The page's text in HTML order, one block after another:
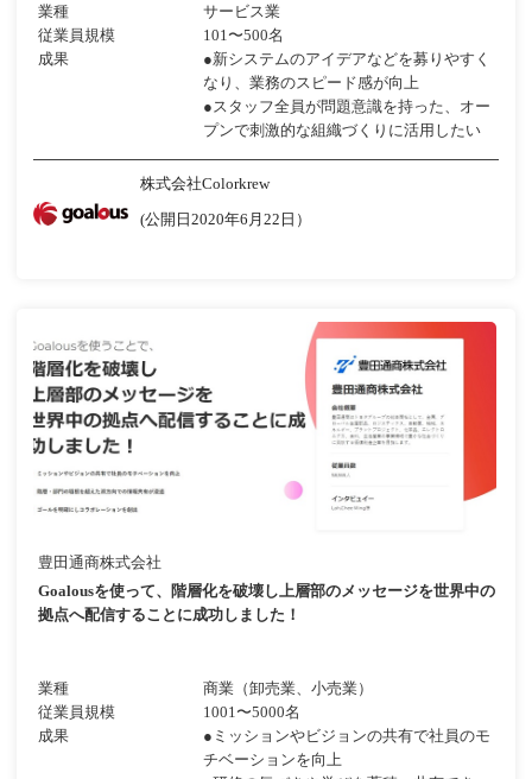
業種
サービス業
従業員規模
101〜500名
成果
●新システムのアイデアなどを募りやすく
なり、業務のスピード感が向上
●スタッフ全員が問題意識を持った、オー
プンで刺激的な組織づくりに活用したい
株式会社Colorkrew
(公開日2020年6月22日）
豊田通商株式会社
Goalousを使って、階層化を破壊し上層部のメッセージを世界中の
拠点へ配信することに成功しました！
業種
商業（卸売業、小売業）
従業員規模
1001〜5000名
成果
●ミッションやビジョンの共有で社員のモ
チベーションを向上